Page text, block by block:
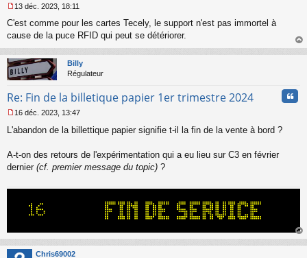
e
s
a
g
e
o
l
u
13 déc. 2023, 18:11
C'est comme pour les cartes Tecely, le support n'est pas immortel à
cause de la puce RFID qui peut se détériorer.
au
Billy
Régulateur
Re: Fin de la billetique papier 1er trimestre 2024
e
s
g
u
16 déc. 2023, 13:47
L'abandon de la billettique papier signifie t-il la fin de la vente à bord ?
A-t-on des retours de l'expérimentation qui a eu lieu sur C3 en février
dernier (cf. premier message du topic) ?
au
Chris69002